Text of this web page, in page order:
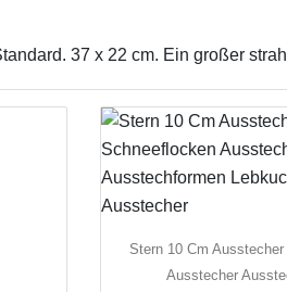
37 x 22 cm. Ein großer
Stern 10 Cm
Ausstecher